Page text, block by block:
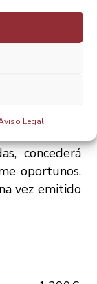
Legal
miembros
así como,
concederá
oportunos.
vez emitido